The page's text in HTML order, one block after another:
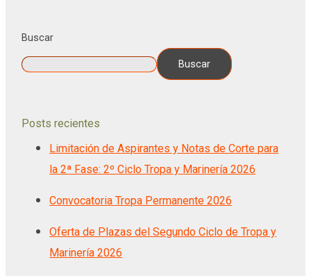
Buscar
Buscar
Posts recientes
Limitación de Aspirantes y Notas de Corte para
la 2ª Fase: 2º Ciclo Tropa y Marinería 2026
Convocatoria Tropa Permanente 2026
Oferta de Plazas del Segundo Ciclo de Tropa y
Marinería 2026